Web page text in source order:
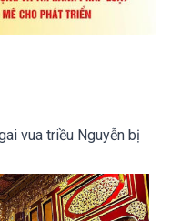
vua triều Nguyễn bị